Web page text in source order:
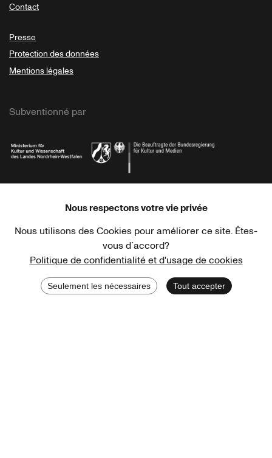
Contact
Presse
Protection des données
Mentions légales
Subventionné par
Stadtsparkasse Wuppertal Kunststiftung NRW
Nous respectons votre vie privée
Nous utilisons des Cookies pour améliorer ce site. Êtes-
vous d´accord?
Politique de confidentialité et d'usage de cookies
Seulement les nécessaires Tout accepter